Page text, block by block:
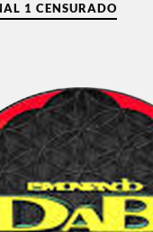
1 CENSURADO